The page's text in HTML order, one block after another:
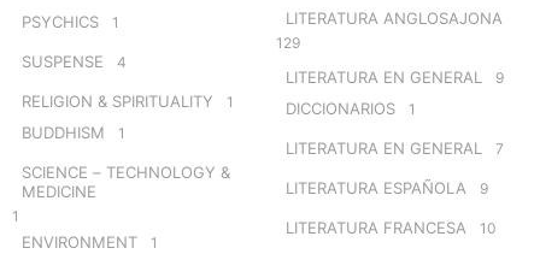
PSYCHICS 1
SUSPENSE 4
RELIGION & SPIRITUALITY 1
BUDDHISM 1
SCIENCE – TECHNOLOGY &
MEDICINE
1
ENVIRONMENT 1
LITERATURA ANGLOSAJONA
129
LITERATURA EN GENERAL 9
DICCIONARIOS 1
LITERATURA EN GENERAL 7
LITERATURA ESPAÑOLA 9
LITERATURA FRANCESA 10